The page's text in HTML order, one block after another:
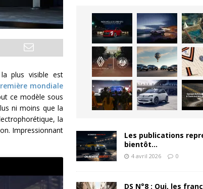
plus visible est
mondiale
ce modèle sous
ni moins que la
la
Impressionnant
Les publications
bientôt…
4 avril 2026 0
DS N°8 : Oui, les